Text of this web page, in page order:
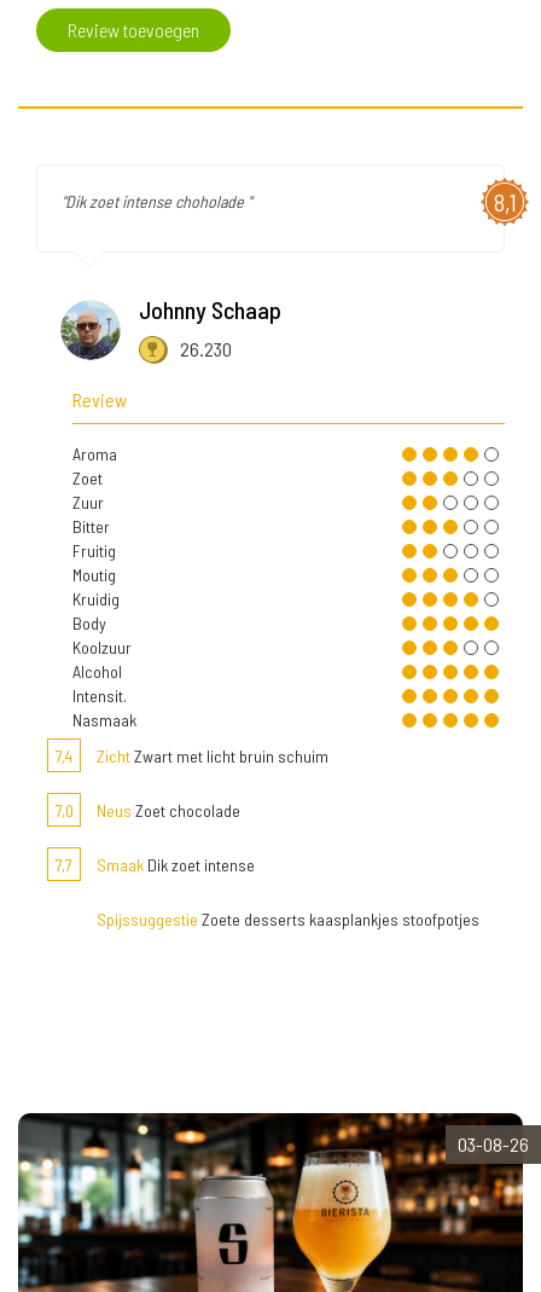
Review toevoegen
8,1
"Dik zoet intense choholade "
Johnny Schaap
26.230
Review
Aroma
Zoet
Zuur
Bitter
Fruitig
Moutig
Kruidig
Body
Koolzuur
Alcohol
Intensit.
Nasmaak
7,4
ZichtZwart met licht bruin schuim
7,0 Neus Zoet chocolade
7,7 Smaak Dik zoet intense
Spijssuggestie Zoete desserts kaasplankjes stoofpotjes
03-08-26